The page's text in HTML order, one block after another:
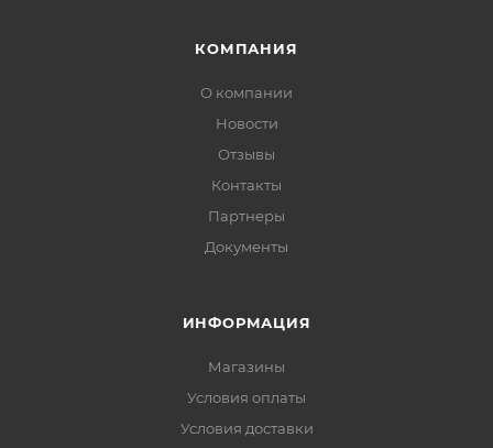
КОМПАНИЯ
О компании
Новости
Отзывы
Контакты
Партнеры
Документы
ИНФОРМАЦИЯ
Магазины
Условия оплаты
Условия доставки